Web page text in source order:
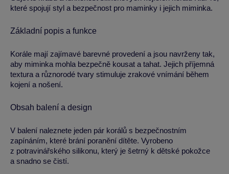
které spojují styl a bezpečnost pro maminky i jejich miminka.
Základní popis a funkce
Korále mají zajímavé barevné provedení a jsou navrženy tak,
aby miminka mohla bezpečně kousat a tahat. Jejich příjemná
textura a různorodé tvary stimuluje zrakové vnímání během
kojení a nošení.
Obsah balení a design
V balení naleznete jeden pár korálů s bezpečnostním
zapínáním, které brání poranění dítěte. Vyrobeno
z potravinářského silikonu, který je šetrný k dětské pokožce
a snadno se čistí.